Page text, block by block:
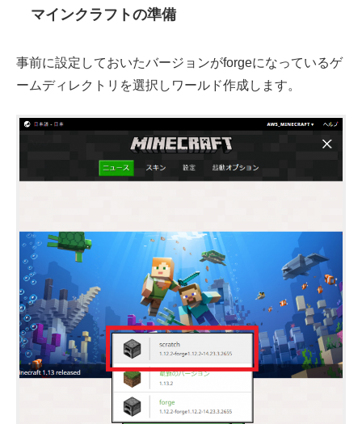
マインクラフトの準備
事前に設定しておいたバージョンがforgeになっているゲ
ームディレクトリを選択しワールド作成します。